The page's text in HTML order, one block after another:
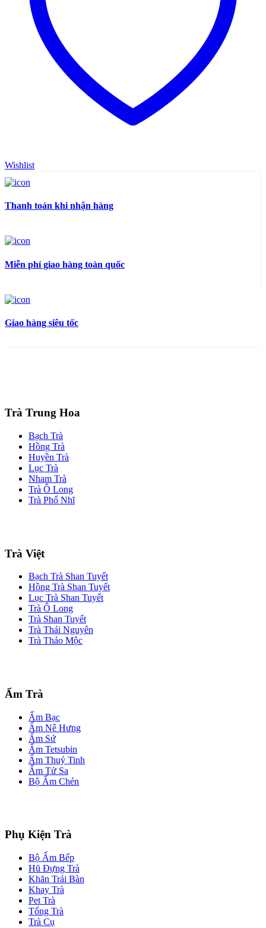
Wishlist
Thanh toán khi nhận hàng
Miễn phí giao hàng toàn quốc
Giao hàng siêu tốc
Trà Trung Hoa
Bạch Trà
Hồng Trà
Huyền Trà
Lục Trà
Nham Trà
Trà Ô Long
Trà Phổ Nhĩ
Trà Việt
Bạch Trà Shan Tuyết
Hồng Trà Shan Tuyết
Lục Trà Shan Tuyết
Trà Ô Long
Trà Shan Tuyết
Trà Thái Nguyên
Trà Thảo Mộc
Ấm Trà
Ấm Bạc
Ấm Nê Hưng
Ấm Sứ
Ấm Tetsubin
Ấm Thuỷ Tinh
Ấm Tử Sa
Bộ Ấm Chén
Phụ Kiện Trà
Bộ Ấm Bếp
Hũ Đựng Trà
Khăn Trải Bàn
Khay Trà
Pet Trà
Tống Trà
Trà Cụ